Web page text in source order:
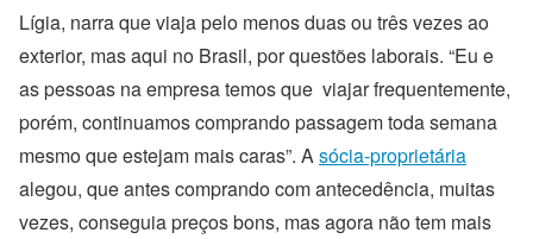
Lígia, narra que viaja pelo menos duas ou três vezes ao
exterior, mas aqui no Brasil, por questões laborais. “Eu e
as pessoas na empresa temos que viajar frequentemente,
porém, continuamos comprando passagem toda semana
mesmo que estejam mais caras”. Asócia-proprietária
alegou, que antes comprando com antecedência, muitas
vezes, conseguia preços bons, mas agora não tem mais